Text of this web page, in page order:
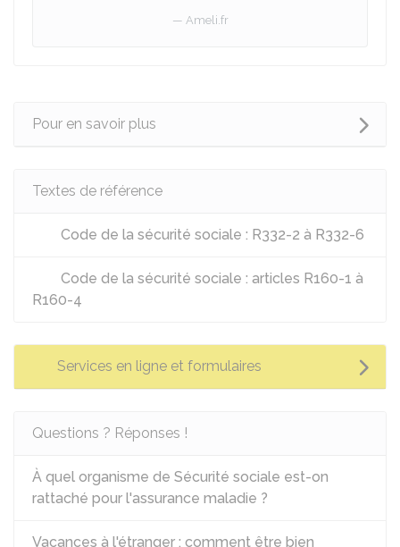
Ameli.fr
Pour en savoir plus
Textes de référence
Code de la sécurité sociale : R332-2 à R332-6
Code de la sécurité sociale : articles R160-1 à
R160-4
Services en ligne et formulaires
Questions ? Réponses !
À quel organisme de Sécurité sociale est-on
rattaché pour l'assurance maladie ?
Vacances à l'étranger : comment être bien